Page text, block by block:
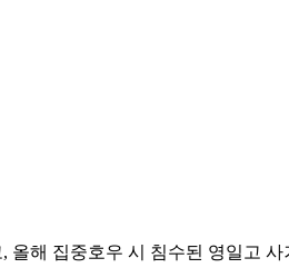
해 집중호우 시 침수된 영일고 사